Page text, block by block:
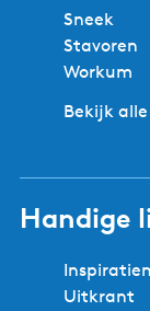
Sneek
Stavoren
Workum
Bekijk
Handige
Uitkrant